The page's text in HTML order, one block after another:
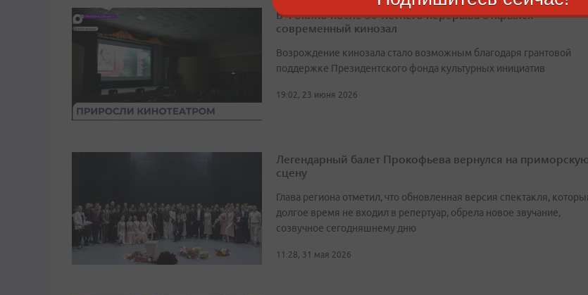
В Фокино после 30-летнего перерыва открылся
современный кинозал
Возрождение кинозала стало возможным благодаря грантовой
поддержке Президентского фонда культурных инициатив
19:02, 23 июня 2026
Легендарный балет Прокофьева вернулся на
сцену
Глава региона отметил, что обновленная версия спектакля,
долгое время не входил в репертуар, обрела новое звучание,
созвучное сегодняшнему дню
11:28, 31 мая 2026